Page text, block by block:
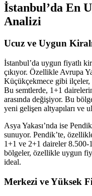
İstanbul’da En
Analizi
Ucuz ve Uygun
İstanbul’da uygun fiyatlı
çıkıyor. Özellikle Avrupa
Küçükçekmece gibi
Bu semtlerde, 1+1
arasında değişiyor. Bu
yeni gelişen altyapıları ve
Asya Yakası’nda ise
sunuyor. Pendik’te,
1+1 ve 2+1 daireler
bölgeler, özellikle uygun
ideal.
Merkezi ve Yüksek